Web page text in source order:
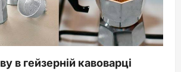
в гейзерній кавоварці